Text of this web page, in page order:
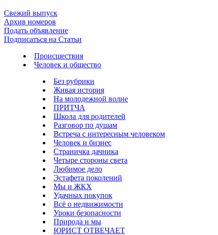
Свежий выпуск
Архив номеров
Подать объявление
Подписаться на Статьи
Происшествия
Человек и общество
Без рубрики
Живая история
На молодежной волне
ПРИТЧА
Школа для родителей
Разговор по душам
Встреча с интересным человеком
Человек и бизнес
Страничка дачника
Четыре стороны света
Любимое дело
Эстафета поколений
Мы и ЖКХ
Удачных покупок
Всё о недвижимости
Уроки безопасности
Природа и мы
ЮРИСТ ОТВЕЧАЕТ